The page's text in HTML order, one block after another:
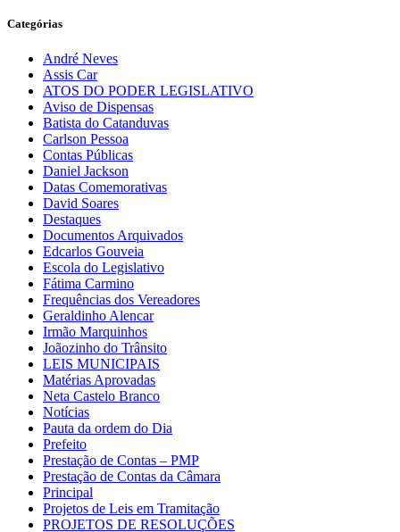
Categórias
André Neves
Assis Car
ATOS DO PODER LEGISLATIVO
Aviso de Dispensas
Batista do Catanduvas
Carlson Pessoa
Contas Públicas
Daniel Jackson
Datas Comemorativas
David Soares
Destaques
Documentos Arquivados
Edcarlos Gouveia
Escola do Legislativo
Fátima Carmino
Frequências dos Vereadores
Geraldinho Alencar
Irmão Marquinhos
Joãozinho do Trânsito
LEIS MUNICIPAIS
Matérias Aprovadas
Neta Castelo Branco
Notícias
Pauta da ordem do Dia
Prefeito
Prestação de Contas – PMP
Prestação de Contas da Câmara
Principal
Projetos de Leis em Tramitação
PROJETOS DE RESOLUÇÕES